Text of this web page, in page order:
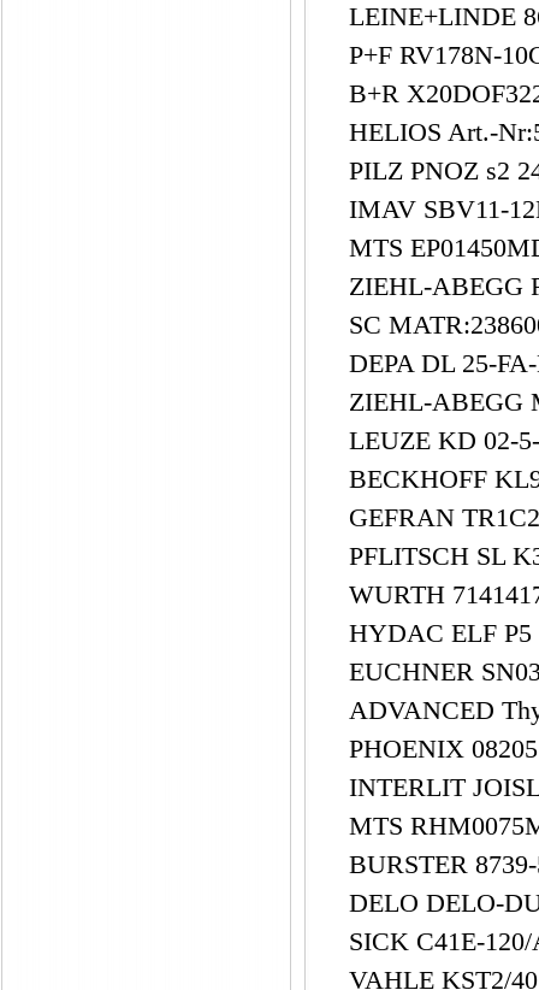
LEINE+LINDE
P+F RV178N-
B+R
HELIOS Art.-
PILZ PNOZ s2
IMAV SBV11-
MTS
ZIEHL-ABEGG
SC
DEPA DL 25-
ZIEHL-ABEGG
LEUZE KD 02-
BECKHOFF
GEFRAN
PFLITSCH SL
WURTH
HYDAC ELF
EUCHNER
ADVANCED
PHOENIX
INTERLIT
MTS
BURSTER
DELO DELO-
SICK C41E-
VAHLE KST2/